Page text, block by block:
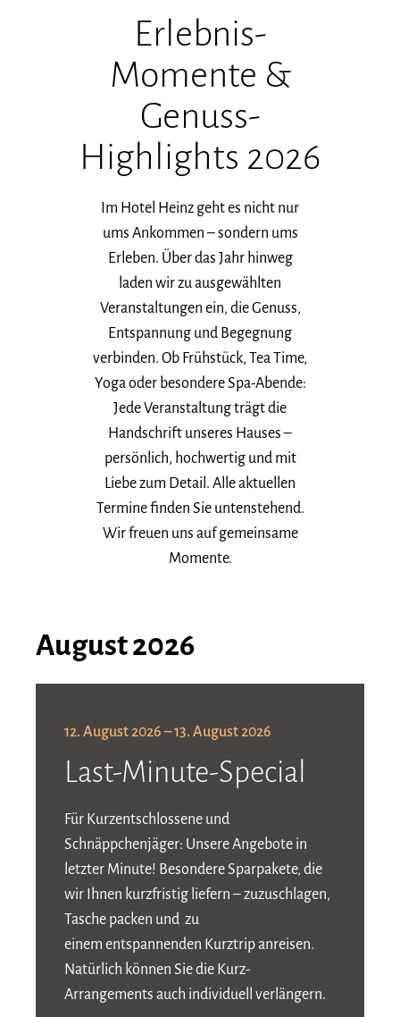
Erlebnis-
Momente &
Genuss-
Highlights 2026
Im Hotel Heinz geht es nicht nur
ums Ankommen – sondern ums
Erleben. Über das Jahr hinweg
laden wir zu ausgewählten
Veranstaltungen ein, die Genuss,
Entspannung und Begegnung
verbinden. Ob Frühstück, Tea Time,
Yoga oder besondere Spa-Abende:
Jede Veranstaltung trägt die
Handschrift unseres Hauses –
persönlich, hochwertig und mit
Liebe zum Detail. Alle aktuellen
Termine finden Sie untenstehend.
Wir freuen uns auf gemeinsame
Momente.
August 2026
12. August 2026 – 13. August 2026
Last-Minute-Special
Für Kurzentschlossene und
Schnäppchenjäger: Unsere Angebote in
letzter Minute! Besondere Sparpakete, die
wir Ihnen kurzfristig liefern – zuzuschlagen,
Tasche packen und zu
einem entspannenden Kurztrip anreisen.
Natürlich können Sie die Kurz-
Arrangements auch individuell verlängern.